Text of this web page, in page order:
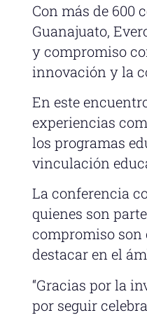
Con más de 600
Guanajuato,
y compromiso
innovación y la
En este
experiencias
los programas
vinculación
La conferencia
quienes son
compromiso son
destacar en el
“Gracias por la
por seguir